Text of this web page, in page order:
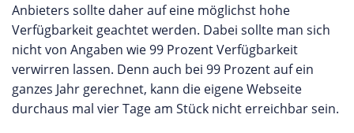
Anbieters sollte daher auf eine möglichst hohe
Verfügbarkeit geachtet werden. Dabei sollte man sich
nicht von Angaben wie 99 Prozent Verfügbarkeit
verwirren lassen. Denn auch bei 99 Prozent auf ein
ganzes Jahr gerechnet, kann die eigene Webseite
durchaus mal vier Tage am Stück nicht erreichbar sein.